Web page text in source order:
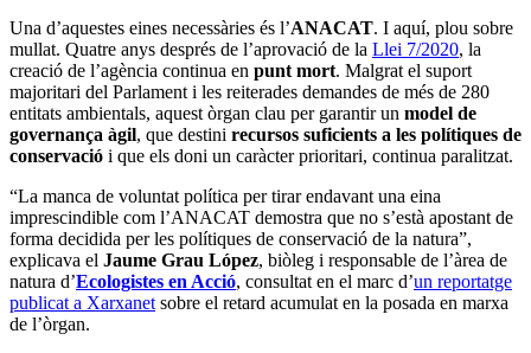
Una d’aquestes eines necessàries és l’ANACAT. I aquí, plou sobre
mullat. Quatre anys després de l’aprovació de la Llei 7/2020, la
creació de l’agència continua en punt mort. Malgrat el suport
majoritari del Parlament i les reiterades demandes de més de 280
entitats ambientals, aquest òrgan clau per garantir un model de
governança àgil, que destini recursos suficients a les polítiques de
conservació i que els doni un caràcter prioritari, continua paralitzat.
“La manca de voluntat política per tirar endavant una eina
imprescindible com l’ANACAT demostra que no s’està apostant de
forma decidida per les polítiques de conservació de la natura”,
explicava el Jaume Grau López, biòleg i responsable de l’àrea de
natura d’Ecologistes en Acció, consultat en el marc d’un reportatge
publicat a Xarxanet sobre el retard acumulat en la posada en marxa
de l’òrgan.